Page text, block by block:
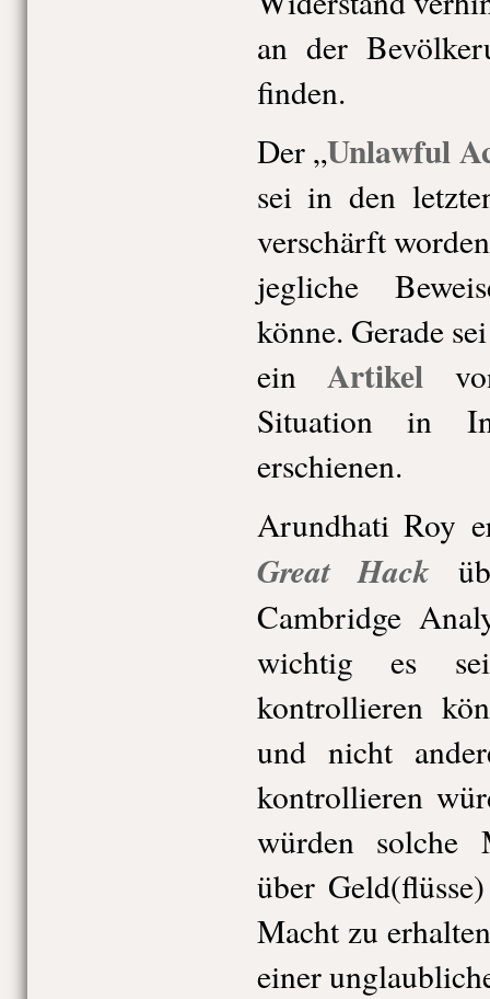
an der
finden.
Der „Unlawful
sei in den
verschärft
jegliche
könne. Gerade
einArtikel
Situation in
erschienen.
Arundhati Roy
Great Hack
Cambridge
wichtig es
kontrollieren
und nicht
kontrollieren
würden solche
über
Macht zu
einer